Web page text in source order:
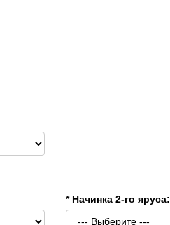
* Начинка 2-го яруса: